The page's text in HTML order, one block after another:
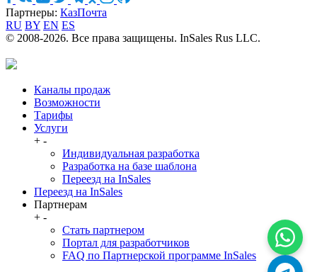
Партнеры: КазПочта
RU BY EN ES
© 2008-2026. Все права защищены. InSales Rus LLC.
Каналы продаж
Возможности
Тарифы
Услуги
+ -
Индивидуальная разработка
Разработка на базе шаблона
Переезд на InSales
Переезд на InSales
Партнерам
+ -
Стать партнером
Портал для разработчиков
FAQ по Партнерской программе InSales